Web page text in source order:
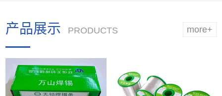
more+
产品展示 PRODUCTS